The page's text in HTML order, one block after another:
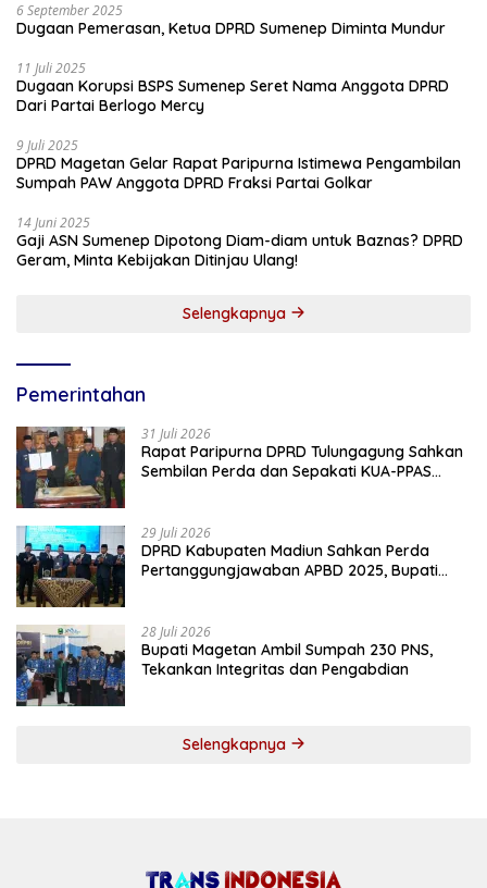
6 September 2025
Dugaan Pemerasan, Ketua DPRD Sumenep Diminta Mundur
11 Juli 2025
Dugaan Korupsi BSPS Sumenep Seret Nama Anggota DPRD
Dari Partai Berlogo Mercy
9 Juli 2025
DPRD Magetan Gelar Rapat Paripurna Istimewa Pengambilan
Sumpah PAW Anggota DPRD Fraksi Partai Golkar
14 Juni 2025
Gaji ASN Sumenep Dipotong Diam-diam untuk Baznas? DPRD
Geram, Minta Kebijakan Ditinjau Ulang!
Selengkapnya
Pemerintahan
31 Juli 2026
Rapat Paripurna DPRD Tulungagung Sahkan
Sembilan Perda dan Sepakati KUA-PPAS
29 Juli 2026
DPRD Kabupaten Madiun Sahkan Perda
Pertanggungjawaban APBD 2025, Bupati
28 Juli 2026
Bupati Magetan Ambil Sumpah 230 PNS,
Tekankan Integritas dan Pengabdian
Selengkapnya